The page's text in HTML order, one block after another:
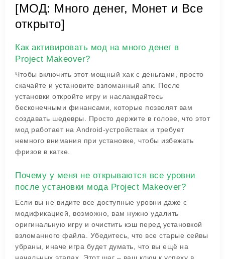
[МОД: Много денег, Монет и Все
открыто]
Как активировать мод на много денег в
Project Makeover?
Чтобы включить этот мощный хак с деньгами, просто
скачайте и установите взломанный апк. После
установки откройте игру и наслаждайтесь
бесконечными финансами, которые позволят вам
создавать шедевры. Просто держите в голове, что этот
мод работает на Android-устройствах и требует
немного внимания при установке, чтобы избежать
фризов в катке.
Почему у меня не открываются все уровни
после установки мода Project Makeover?
Если вы не видите все доступные уровни даже с
модификацией, возможно, вам нужно удалить
оригинальную игру и очистить кэш перед установкой
взломанного файла. Убедитесь, что все старые сейвы
убраны, иначе игра будет думать, что вы ещё на